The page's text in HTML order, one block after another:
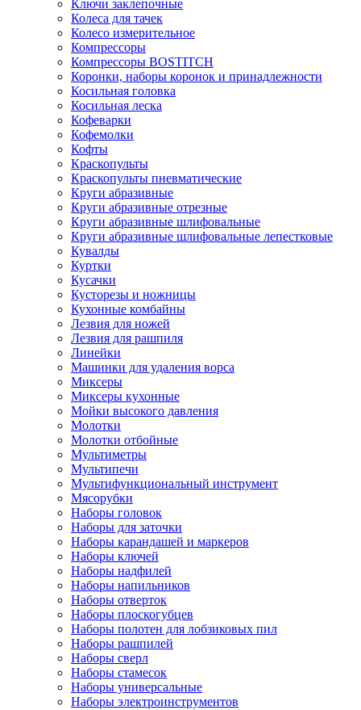
Ключи заклепочные
Колеса для тачек
Колесо измерительное
Компрессоры
Компрессоры BOSTITCH
Коронки, наборы коронок и принадлежности
Косильная головка
Косильная леска
Кофеварки
Кофемолки
Кофты
Краскопульты
Краскопульты пневматические
Круги абразивные
Круги абразивные отрезные
Круги абразивные шлифовальные
Круги абразивные шлифовальные лепестковые
Кувалды
Куртки
Кусачки
Кусторезы и ножницы
Кухонные комбайны
Лезвия для ножей
Лезвия для рашпиля
Линейки
Машинки для удаления ворса
Миксеры
Миксеры кухонные
Мойки высокого давления
Молотки
Молотки отбойные
Мультиметры
Мультипечи
Мультифункциональный инструмент
Мясорубки
Наборы головок
Наборы для заточки
Наборы карандашей и маркеров
Наборы ключей
Наборы надфилей
Наборы напильников
Наборы отверток
Наборы плоскогубцев
Наборы полотен для лобзиковых пил
Наборы рашпилей
Наборы сверл
Наборы стамесок
Наборы универсальные
Наборы электроинструментов